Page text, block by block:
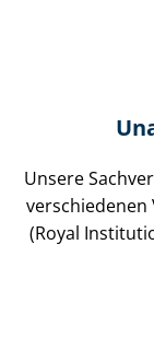
Unsere
verschiedenen
(Royal